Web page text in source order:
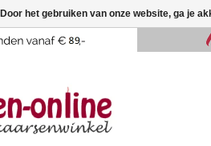
Door het gebruiken van onze website, ga je